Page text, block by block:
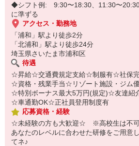
◆シフト例: 9:30〜18:30、11:30〜
に準ずる
アクセス・勤務地
「浦和」駅より徒歩2分
「北浦和」駅より徒歩24分
埼玉県さいたま市浦和区
待遇
☆昇給☆交通費規定支給☆制服有☆社保
☆資格・残業手当☆リゾート施設・ジム
☆特別ボーナス最大5万円(規定)☆友達紹
☆車通勤OK☆正社員登用制度有
応募資格・経験
☆未経験の方も大歓迎☆ ※高校生は不
あなたのレベルに合わせた研修をご用意
てネ♪